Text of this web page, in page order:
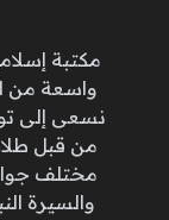
مكتبة
واسعة من
نسعى إلى
من قبل
مختلف
والسيرة